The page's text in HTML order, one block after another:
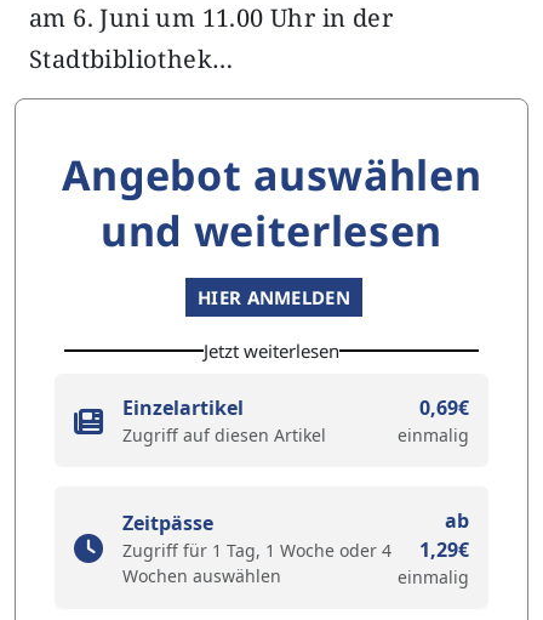
am 6. Juni um 11.00 Uhr in der
Stadtbibliothek…
Angebot auswählen
und weiterlesen
HIER ANMELDEN
Jetzt weiterlesen
Einzelartikel
Zugriff auf diesen Artikel
0,69€
einmalig
Zeitpässe
Zugriff für 1 Tag, 1 Woche oder 4
Wochen auswählen
ab
1,29€
einmalig